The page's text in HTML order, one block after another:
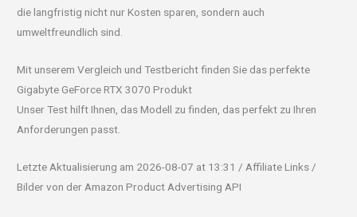
die langfristig nicht nur Kosten sparen, sondern auch
umweltfreundlich sind.
Mit unserem Vergleich und Testbericht finden Sie das perfekte
Gigabyte GeForce RTX 3070 Produkt
Unser Test hilft Ihnen, das Modell zu finden, das perfekt zu Ihren
Anforderungen passt.
Letzte Aktualisierung am 2026-08-07 at 13:31 / Affiliate Links /
Bilder von der Amazon Product Advertising API